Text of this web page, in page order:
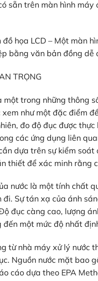
sẵn trên màn hình
đồ họa LCD – Một màn
bằng văn bản đồng dễ
TRỌNG
một trong những thông
xem như một đặc điểm
đo độ đục được
các ứng dụng liên
dựa trên sự kiểm soát
thiết để xác minh rằng
nước là một tính chất
đi. Sự tán xạ của ánh
đục càng cao, lượng
đến một mức độ nhất
từ nhà máy xử lý nước
Nguồn nước mặt bao
cáo dựa theo EPA